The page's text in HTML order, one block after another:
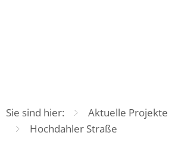
Sie sind hier:
Aktuelle Projekte
Hochdahler Straße